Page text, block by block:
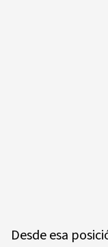
Desde esa